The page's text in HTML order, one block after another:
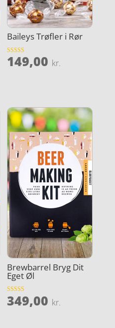
Baileys Trøfler i Rør
Vurderet
4
149,00 kr.
Brewbarrel Bryg Dit
Eget Øl
Vurderet
4.5
349,00 kr.